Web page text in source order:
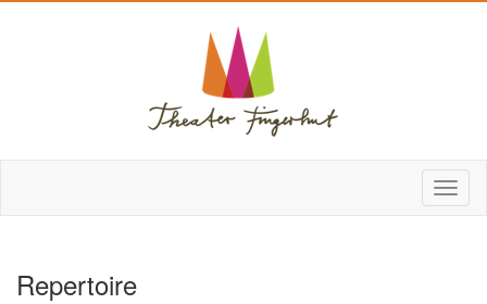
Repertoire